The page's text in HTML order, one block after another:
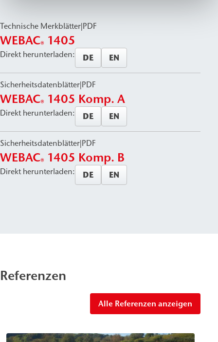
Technische Merkblätter|PDF
WEBAC® 1405
Direkt herunterladen: DE EN
Sicherheitsdatenblätter|PDF
WEBAC® 1405 Komp. A
Direkt herunterladen: DE EN
Sicherheitsdatenblätter|PDF
WEBAC® 1405 Komp. B
Direkt herunterladen: DE EN
Referenzen
Alle Referenzen anzeigen